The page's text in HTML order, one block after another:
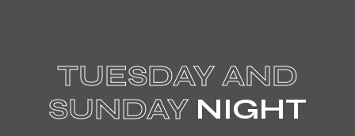
TUESDAY AND
SUNDAY NIGHT